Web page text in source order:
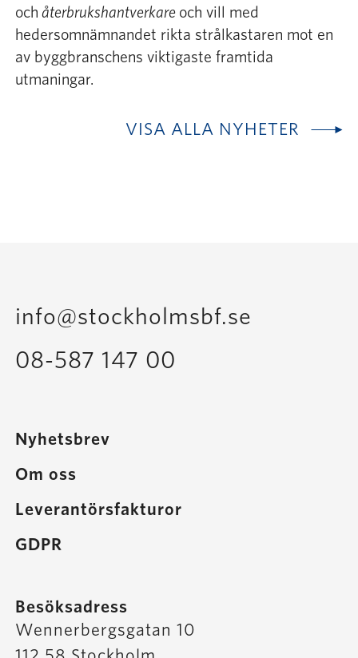
och återbrukshantverkare och vill med
hedersomnämnandet rikta strålkastaren mot en
av byggbranschens viktigaste framtida
utmaningar.
VISA ALLA NYHETER
info@stockholmsbf.se
08-587 147 00
Nyhetsbrev
Om oss
Leverantörsfakturor
GDPR
Besöksadress
Wennerbergsgatan 10